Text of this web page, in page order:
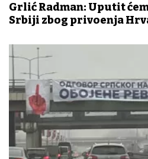
Grlić Radman: Uputit
Srbiji zbog privođenja